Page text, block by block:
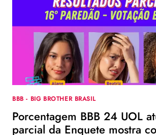
BBB - BIG BROTHER BRASIL
Porcentagem BBB 24 UOL
parcial da Enquete mostra